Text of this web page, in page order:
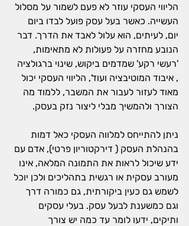
הליווי העסקי עוזר לא פעם לשמור על מסלול
העשייה. כאשר בעל עסק פועל לבדו ביום
יום, לעיתים, הוא עלול לאבד את הדרך. דבר
הנובע מחזרה על פעולות לא מתאימות,
'רעשי רקע' שמדמים ביקוש, שינוי ברגולציה
, איבוד המוטיבציה ועוד', הליווי העסקי יכול
מאוד לעזור לעבור את המשבר, ללמוד מה
הצורך ולהמשיך מבלי ליצור נזק בעסק.
ניתן להתייחס למלווה העסקי כאל דמות
בהנהלת העסק ( דירקטוריון פרטי), אדם עם
ידע שיכול לראות את התמונה המלאה, אינו
מעורב עסקית או רגשית בתהליכים ולכן יוכל
לשמש גם כעין ביקורתית, גם כמורה דרך
וגם כמשענת לבעל עסק. בעלי עסקים
ותיקים, ידעו לומר עד כמה יש צורך